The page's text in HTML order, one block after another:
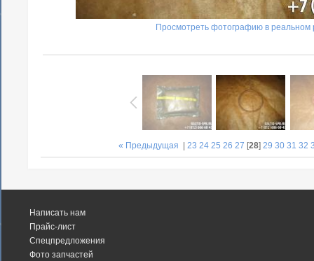
Просмотреть фотографию в реальном
« Предыдущая 23 24 25 26 27 [28] 29 30 31 32
Написать нам
Прайс-лист
Спецпредложения
Фото запчастей